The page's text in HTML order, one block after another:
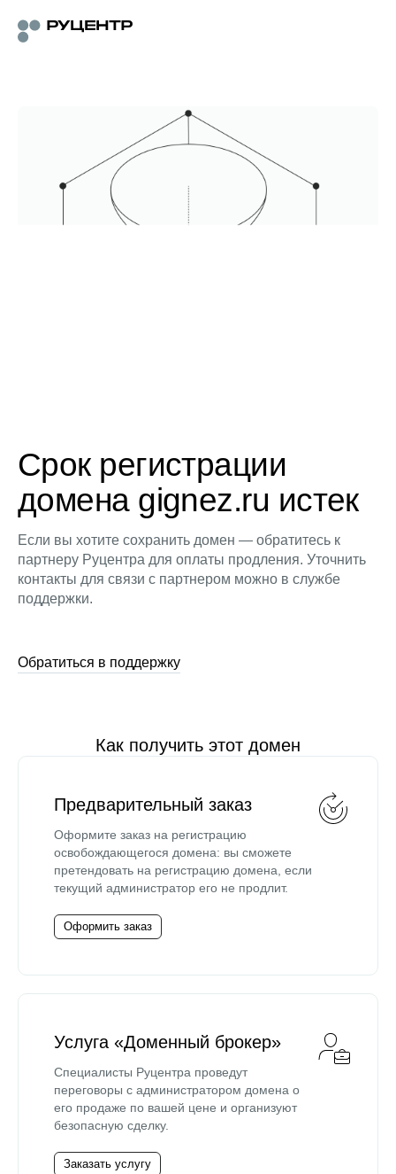
Срок регистрации
домена gignez.ru истек
Если вы хотите сохранить домен — обратитесь к
партнеру Руцентра для оплаты продления. Уточнить
контакты для связи с партнером можно в службе
поддержки.
Обратиться в поддержку
Как получить этот домен
Предварительный заказ
Оформите заказ на регистрацию
освобождающегося домена: вы сможете
претендовать на регистрацию домена, если
текущий администратор его не продлит.
Оформить заказ
Услуга «Доменный брокер»
Специалисты Руцентра проведут
переговоры с администратором домена о
его продаже по вашей цене и организуют
безопасную сделку.
Заказать услугу